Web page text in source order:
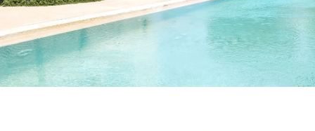
KONTAKTA OSS
NYHETSBREV